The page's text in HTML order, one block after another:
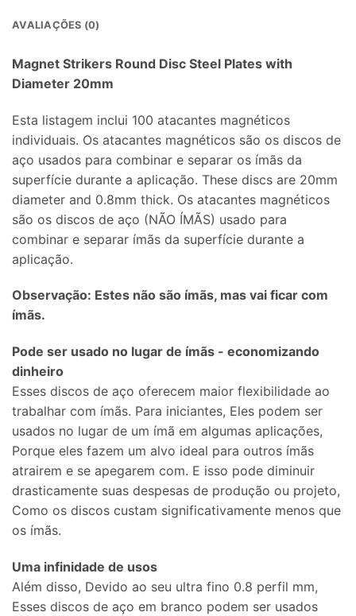
AVALIAÇÕES (0)
Magnet Strikers Round Disc Steel Plates with
Diameter 20mm
Esta listagem inclui 100 atacantes magnéticos
individuais. Os atacantes magnéticos são os discos de
aço usados ​​para combinar e separar os ímãs da
superfície durante a aplicação. These discs are 20mm
diameter and 0.8mm thick. Os atacantes magnéticos
são os discos de aço (NÃO ÍMÃS) usado para
combinar e separar ímãs da superfície durante a
aplicação.
Observação: Estes não são ímãs, mas vai ficar com
ímãs.
Pode ser usado no lugar de ímãs - economizando
dinheiro
Esses discos de aço oferecem maior flexibilidade ao
trabalhar com ímãs. Para iniciantes, Eles podem ser
usados ​​no lugar de um ímã em algumas aplicações,
Porque eles fazem um alvo ideal para outros ímãs
atrairem e se apegarem com. E isso pode diminuir
drasticamente suas despesas de produção ou projeto,
Como os discos custam significativamente menos que
os ímãs.
Uma infinidade de usos
Além disso, Devido ao seu ultra fino 0.8 perfil mm,
Esses discos de aço em branco podem ser usados ​​